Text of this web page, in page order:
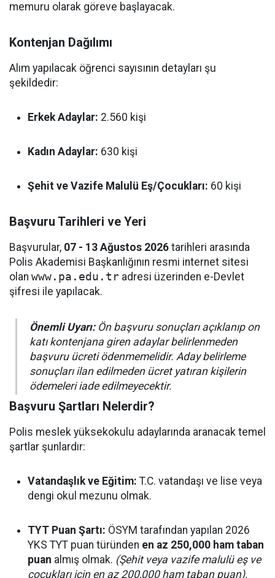
memuru olarak göreve başlayacak.
Kontenjan Dağılımı
Alım yapılacak öğrenci sayısının detayları şu
şekildedir:
Erkek Adaylar: 2.560 kişi
Kadın Adaylar: 630 kişi
Şehit ve Vazife Malulü Eş/Çocukları: 60 kişi
Başvuru Tarihleri ve Yeri
Başvurular, 07 - 13 Ağustos 2026 tarihleri arasında
Polis Akademisi Başkanlığının resmi internet sitesi
olan www.pa.edu.tr adresi üzerinden e-Devlet
şifresi ile yapılacak.
Önemli Uyarı:Ön başvuru sonuçları açıklanıp on
katı kontenjana giren adaylar belirlenmeden
başvuru ücreti ödenmemelidir. Aday belirleme
sonuçları ilan edilmeden ücret yatıran kişilerin
ödemeleri iade edilmeyecektir.
Başvuru Şartları Nelerdir?
Polis meslek yüksekokulu adaylarında aranacak temel
şartlar şunlardır:
Vatandaşlık ve Eğitim: T.C. vatandaşı ve lise veya
dengi okul mezunu olmak.
TYT Puan Şartı: ÖSYM tarafından yapılan 2026
YKS TYT puan türünden en az 250,000 ham taban
puan almış olmak. (Şehit veya vazife malulü eş ve
çocukları için en az 200,000 ham taban puan).